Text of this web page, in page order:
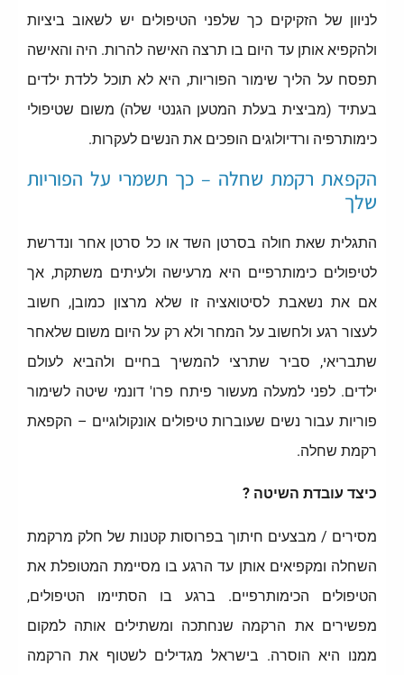
לניוון של הזקיקים כך שלפני הטיפולים יש לשאוב ביציות
ולהקפיא אותן עד היום בו תרצה האישה להרות. היה והאישה
תפסח על הליך שימור הפוריות, היא לא תוכל ללדת ילדים
בעתיד (מביצית בעלת המטען הגנטי שלה) משום שטיפולי
כימותרפיה ורדיולוגים הופכים את הנשים לעקרות.
הקפאת רקמת שחלה – כך תשמרי על הפוריות
שלך
התגלית שאת חולה בסרטן השד או כל סרטן אחר ונדרשת
לטיפולים כימותרפיים היא מרעישה ולעיתים משתקת, אך
אם את נשאבת לסיטואציה זו שלא מרצון כמובן, חשוב
לעצור רגע ולחשוב על המחר ולא רק על היום משום שלאחר
שתבריאי, סביר שתרצי להמשיך בחיים ולהביא לעולם
ילדים. לפני למעלה מעשור פיתח פרו' דונמי שיטה לשימור
פוריות עבור נשים שעוברות טיפולים אונקולוגיים – הקפאת
רקמת שחלה.
כיצד עובדת השיטה ?
מסירים / מבצעים חיתוך בפרוסות קטנות של חלק מרקמת
השחלה ומקפיאים אותן עד הרגע בו מסיימת המטופלת את
הטיפולים הכימותרפיים. ברגע בו הסתיימו הטיפולים,
מפשירים את הרקמה שנחתכה ומשתילים אותה למקום
ממנו היא הוסרה. בישראל מגדילים לשטוף את הרקמה